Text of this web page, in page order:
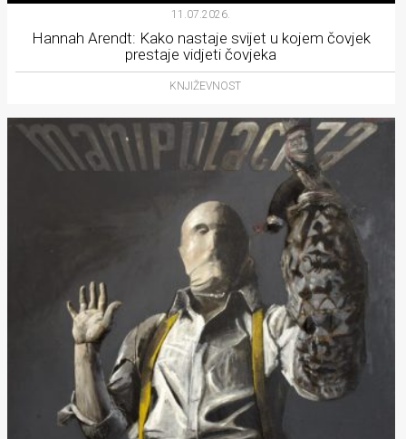
11.07.2026.
Hannah Arendt: Kako nastaje svijet u kojem čovjek
prestaje vidjeti čovjeka
KNJIŽEVNOST